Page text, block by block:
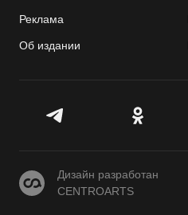
Реклама
Об издании
CENTROARTS